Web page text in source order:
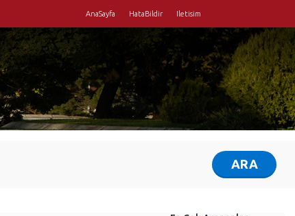
AnaSayfa HataBildir Iletisim